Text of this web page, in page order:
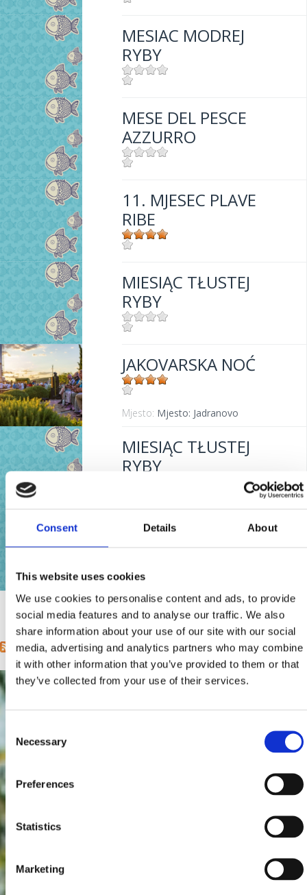
Consent Details About
This website uses cookies
We use cookies to personalise content and ads, to provide
social media features and to analyse our traffic. We also
share information about your use of our site with our social
media, advertising and analytics partners who may combine
it with other information that you’ve provided to them or that
they’ve collected from your use of their services.
Selection
Necessary
Preferences
Statistics
Marketing
MESIAC MODREJ
RYBY
MESE DEL PESCE
AZZURRO
11. MJESEC PLAVE
RIBE
MIESIĄC TŁUSTEJ
RYBY
JAKOVARSKA NOĆ
Mjesto: Mjesto: Jadranovo
MIESIĄC TŁUSTEJ
RYBY
FETTFISCH-MONAT
Mjesto:
Stranice
1 2 3 4 5 6 7 8 9 … sljedeća › posljednja »